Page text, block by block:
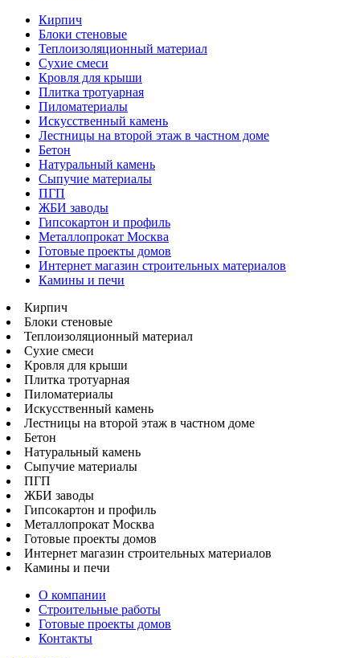
Кирпич
Блоки стеновые
Теплоизоляционный материал
Сухие смеси
Кровля для крыши
Плитка тротуарная
Пиломатериалы
Искусственный камень
Лестницы на второй этаж в частном доме
Бетон
Натуральный камень
Сыпучие материалы
ПГП
ЖБИ заводы
Гипсокартон и профиль
Металлопрокат Москва
Готовые проекты домов
Интернет магазин строительных материалов
Камины и печи
Кирпич
Блоки стеновые
Теплоизоляционный материал
Сухие смеси
Кровля для крыши
Плитка тротуарная
Пиломатериалы
Искусственный камень
Лестницы на второй этаж в частном доме
Бетон
Натуральный камень
Сыпучие материалы
ПГП
ЖБИ заводы
Гипсокартон и профиль
Металлопрокат Москва
Готовые проекты домов
Интернет магазин строительных материалов
Камины и печи
О компании
Строительные работы
Готовые проекты домов
Контакты